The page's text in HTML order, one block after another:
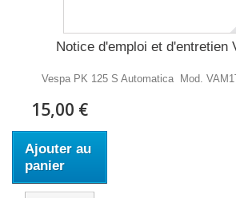
Notice d'emploi et d'entretien
Vespa PK 125 S Automatica Mod.
15,00 €
Ajouter au
panier